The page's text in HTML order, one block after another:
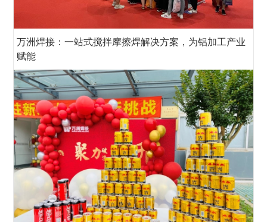
万洲焊接：一站式搅拌摩擦焊解决方案，为铝加工产业
赋能